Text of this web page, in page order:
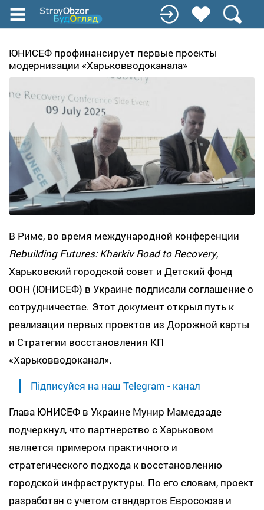
Перейти
до
вмісту
ЮНИСЕФ профинансирует первые проекты
модернизации «Харьковводоканала»
В Риме, во время международной конференции
Rebuilding Futures: Kharkiv Road to Recovery,
Харьковский городской совет и Детский фонд
ООН (ЮНИСЕФ) в Украине подписали соглашение о
сотрудничестве. Этот документ открыл путь к
реализации первых проектов из Дорожной карты
и Стратегии восстановления КП
«Харьковводоканал».
Підписуйся на наш Telegram - канал
Глава ЮНИСЕФ в Украине Мунир Мамедзаде
подчеркнул, что партнерство с Харьковом
является примером практичного и
стратегического подхода к восстановлению
городской инфраструктуры. По его словам, проект
разработан с учетом стандартов Евросоюза и